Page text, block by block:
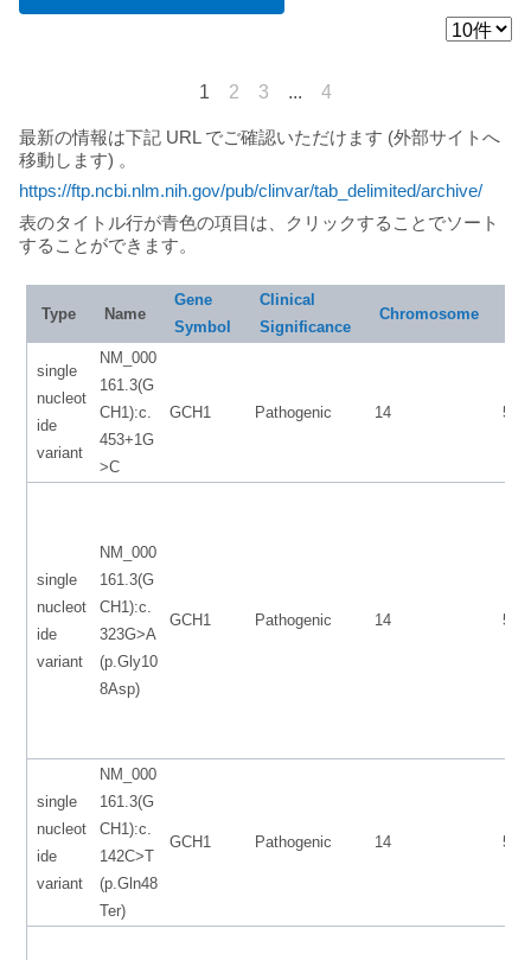
1 2 3 ... 4
最新の情報は下記 URL でご確認いただけます (外部サイトへ
移動します) 。
https://ftp.ncbi.nlm.nih.gov/pub/clinvar/tab_delimited/archive/
表のタイトル行が青色の項目は、クリックすることでソート
することができます。
Type Name
Gene
Symbol
Clinical
Significance
Chromosome
single
nucleot
ide
variant
NM_000
161.3(G
CH1):c.
453+1G
>C
GCH1 Pathogenic 14
single
nucleot
ide
variant
NM_000
161.3(G
CH1):c.
323G>A
(p.Gly10
8Asp)
GCH1 Pathogenic 14
single
nucleot
ide
variant
NM_000
161.3(G
CH1):c.
142C>T
(p.Gln48
Ter)
GCH1 Pathogenic 14